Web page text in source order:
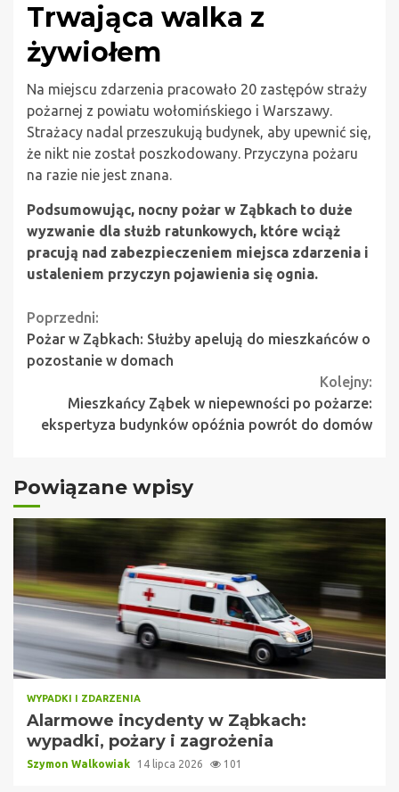
Trwająca walka z
żywiołem
Na miejscu zdarzenia pracowało 20 zastępów straży
pożarnej z powiatu wołomińskiego i Warszawy.
Strażacy nadal przeszukują budynek, aby upewnić się,
że nikt nie został poszkodowany. Przyczyna pożaru
na razie nie jest znana.
Podsumowując, nocny pożar w Ząbkach to duże
wyzwanie dla służb ratunkowych, które wciąż
pracują nad zabezpieczeniem miejsca zdarzenia i
ustaleniem przyczyn pojawienia się ognia.
Continue
Reading
Poprzedni:
Pożar w Ząbkach: Służby apelują do mieszkańców o
pozostanie w domach
Kolejny:
Mieszkańcy Ząbek w niepewności po pożarze:
ekspertyza budynków opóźnia powrót do domów
Powiązane wpisy
WYPADKI I ZDARZENIA
Alarmowe incydenty w Ząbkach:
wypadki, pożary i zagrożenia
Szymon Walkowiak 14 lipca 2026 101